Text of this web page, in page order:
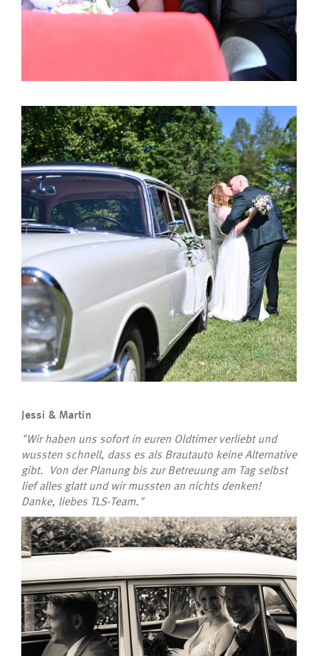
Jessi & Martin
"Wir haben uns sofort in euren Oldtimer verliebt und
wussten schnell, dass es als Brautauto keine Alternative
gibt. Von der Planung bis zur Betreuung am Tag selbst
lief alles glatt und wir mussten an nichts denken!
Danke, liebes TLS-Team."